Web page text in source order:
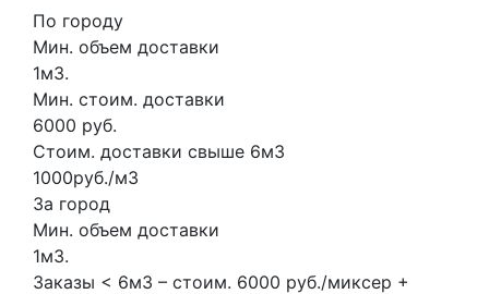
По городу
Мин. объем доставки
1м3.
Мин. стоим. доставки
6000 руб.
Стоим. доставки свыше 6м3
1000руб./м3
За город
Мин. объем доставки
1м3.
Заказы < 6м3 – стоим. 6000 руб./миксер +